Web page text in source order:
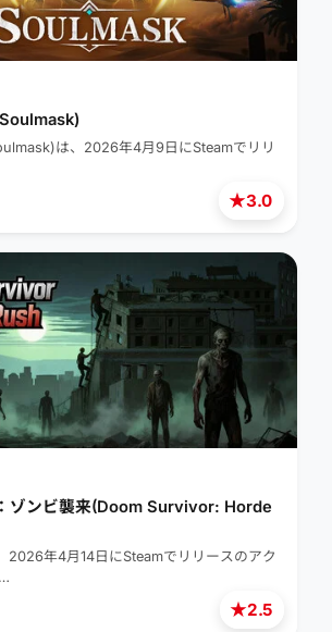
★3.0
は、2026年4月9日にSteamでリリ
★2.5
ゾンビ襲来(Doom Survivor: Horde
2026年4月14日にSteamでリリースのアク